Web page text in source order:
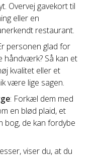
Overvej gavekort til
eller en
restaurant.
personen glad for
håndværk? Så kan et
kvalitet eller et
være lige sagen.
: Forkæl dem med
en blød plaid, et
bog, de kan fordybe
viser du, at du